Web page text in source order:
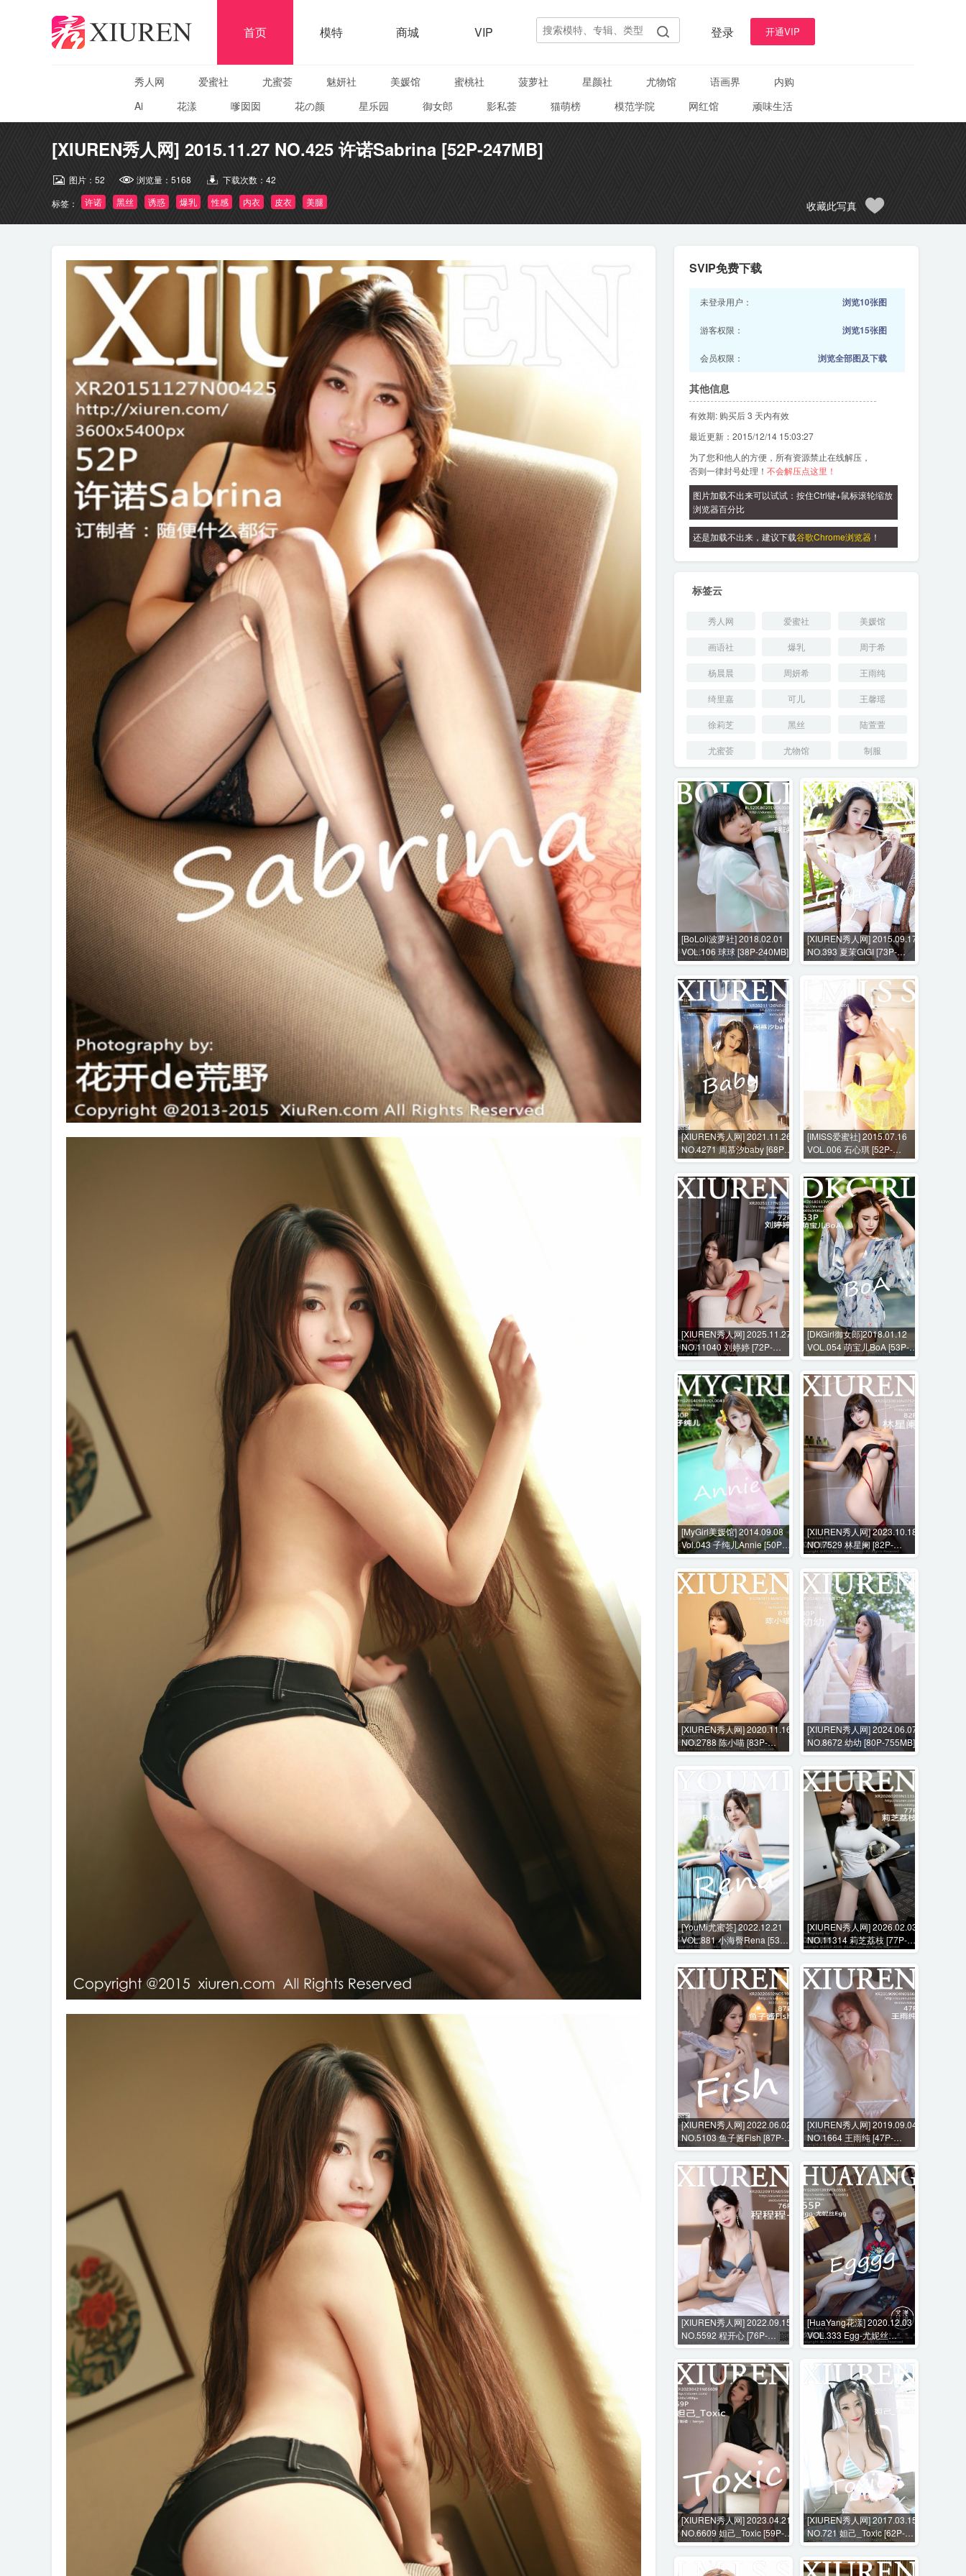
首页 模特 商城 VIP 登录 开通VIP
秀人网 爱蜜社 尤蜜荟 魅妍社 美媛馆 蜜桃社 菠萝社 星颜社 尤物馆 语画界
内购
Ai
花漾 嗲囡囡 花の颜 星乐园 御女郎 影私荟 猫萌榜 模范学院 网红馆 顽味生活
[XIUREN秀人网] 2015.11.27 NO.425 许诺Sabrina [52P-247MB]
图片： 52 浏览量： 5168 下载次数： 42
标签：
许诺 黑丝 诱惑 爆乳 性感 内衣 皮衣 美腿 收藏此写真
SVIP免费下载
未登录用户： 浏览10张图
游客权限： 浏览15张图
会员权限： 浏览全部图及下载
其他信息
有效期: 购买后 3 天内有效
最近更新：2015/12/14 15:03:27
为了您和他人的方便，所有资源禁止在线解压，
否则一律封号处理！ 不会解压点这里！
图片加载不出来可以试试：按住Ctrl键+鼠标滚轮缩放
浏览器百分比
还是加载不出来，建议下载谷歌Chrome浏览器 ！
标签云
秀人网 爱蜜社 美媛馆
画语社 爆乳 周于希
杨晨晨 周妍希 王雨纯
绮里嘉 可儿 王馨瑶
徐莉芝 黑丝 陆萱萱
尤蜜荟 尤物馆 制服
[BoLoli波萝社] 2018.02.01
VOL.106 球球 [38P-240MB]
[XIUREN秀人网] 2015.09.17
NO.393 夏茉GIGI [73P-
376MB]
[XIUREN秀人网] 2021.11.26
NO.4271 周慕汐baby [68P-
669MB]
[IMISS爱蜜社] 2015.07.16
VOL.006 石心琪 [52P-
191MB]
[XIUREN秀人网] 2025.11.27
NO.11040 刘婷婷 [72P-
771MB]
[DKGirl御女郎]2018.01.12
VOL.054 萌宝儿BoA [53P-
211MB]
[MyGirl美媛馆] 2014.09.08
Vol.043 子纯儿Annie [50P-
219MB]
[XIUREN秀人网] 2023.10.18
NO.7529 林星阑 [82P-
762MB]
[XIUREN秀人网] 2020.11.16
NO.2788 陈小喵 [83P-
824MB]
[XIUREN秀人网] 2024.06.07
NO.8672 幼幼 [80P-755MB]
[YouMi尤蜜荟] 2022.12.21
VOL.881 小海臀Rena [53P-
483MB]
[XIUREN秀人网] 2026.02.03
NO.11314 莉芝荔枝 [77P-
983MB]
[XIUREN秀人网] 2022.06.02
NO.5103 鱼子酱Fish [87P-
745MB]
[XIUREN秀人网] 2019.09.04
NO.1664 王雨纯 [47P-
126MB]
[XIUREN秀人网] 2022.09.15
NO.5592 程开心 [76P-
626MB]
[HuaYang花漾] 2020.12.03
VOL.333 Egg-尤妮丝
Egg[55P-620MB]
[XIUREN秀人网] 2023.04.21
NO.6609 妲己_Toxic [59P-
551MB]
[XIUREN秀人网] 2017.03.15
NO.721 妲己_Toxic [62P-
146MB]